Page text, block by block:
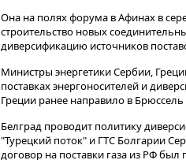
Она на полях форума в Афинах в
строительство новых
диверсификацию источников
Министры энергетики Сербии,
поставках энергоносителей и
Греции ранее направило в
Белград проводит политику
"Турецкий поток" и ГТС Болгарии
договор на поставки газа из РФ